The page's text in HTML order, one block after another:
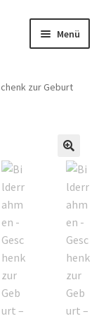
Menü
zur Geburt
🔍